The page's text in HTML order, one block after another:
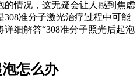
的情况，这无疑会让人感到焦虑
准分子激光治疗过程中可能
细解答“308准分子照光后起泡
怎么办